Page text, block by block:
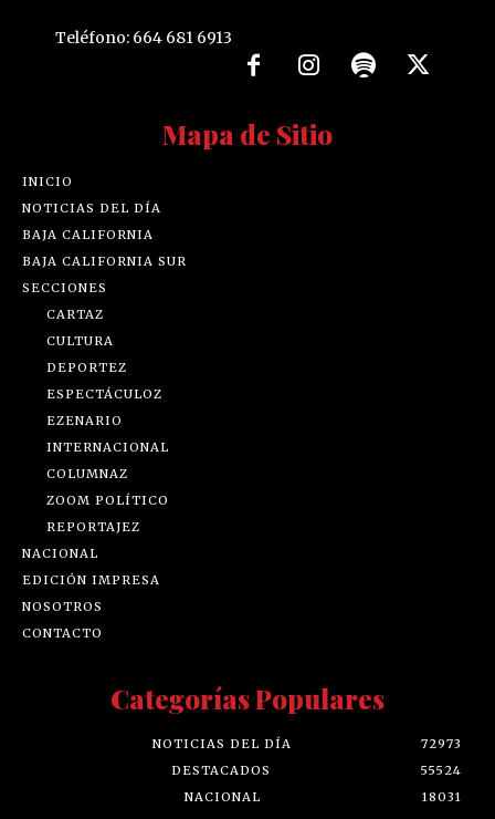
Teléfono: 664 681 6913
Mapa de Sitio
BAJA CALIFORNIA
BAJA CALIFORNIA SUR
REPORTAJEZ
Categorías Populares